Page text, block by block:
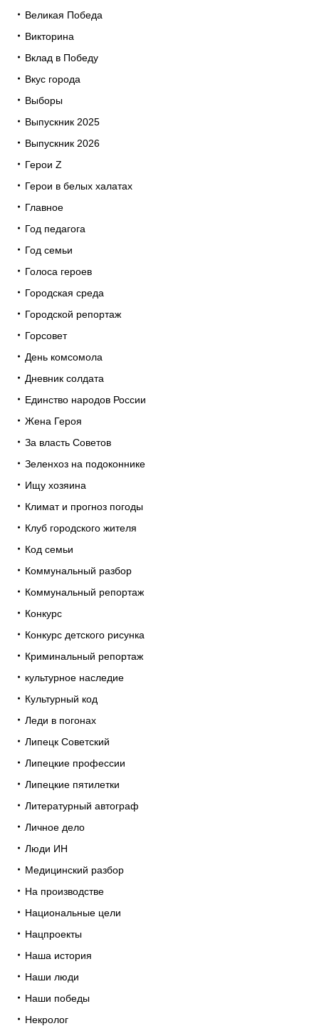
Великая Победа
Викторина
Вклад в Победу
Вкус города
Выборы
Выпускник 2025
Выпускник 2026
Герои Z
Герои в белых халатах
Главное
Год педагога
Год семьи
Голоса героев
Городская среда
Городской репортаж
Горсовет
День комсомола
Дневник солдата
Единство народов России
Жена Героя
За власть Советов
Зеленхоз на подоконнике
Ищу хозяина
Климат и прогноз погоды
Клуб городского жителя
Код семьи
Коммунальный разбор
Коммунальный репортаж
Конкурс
Конкурс детского рисунка
Криминальный репортаж
культурное наследие
Культурный код
Леди в погонах
Липецк Советский
Липецкие профессии
Липецкие пятилетки
Литературный автограф
Личное дело
Люди ИН
Медицинский разбор
На производстве
Национальные цели
Нацпроекты
Наша история
Наши люди
Наши победы
Некролог